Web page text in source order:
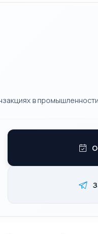
в